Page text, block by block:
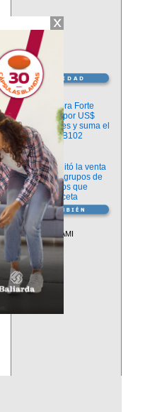
Información
argenx compra Forte
Biosciences por US$
2.200 millones y suma el
anticuerpo FB102
Información
ANMAT habilitó la venta
libre de diez grupos de
medicamentos que
requerían receta
Vademécum
Descuentos PAMI